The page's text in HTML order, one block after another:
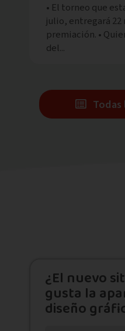
• El torneo que
julio, entregará 22
premiación. •
del...
¿El nuevo
gusta la
diseño